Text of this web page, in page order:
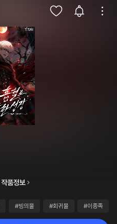
작품정보
#빙의물 #회귀물 #이종족